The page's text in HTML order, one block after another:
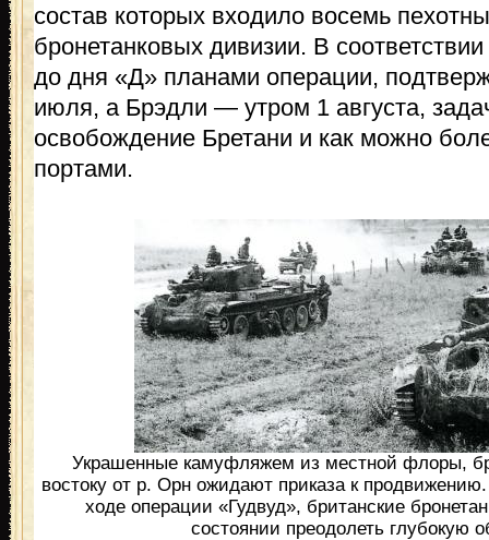
состав которых входило восемь
бронетанковых дивизии. В
до дня «Д» планами операции,
июля, а Брэдли — утром 1 августа,
освобождение Бретани и как можно
портами.
Украшенные камуфляжем из местной флоры,
востоку от р. Орн ожидают приказа к
ходе операции «Гудвуд», британские
состоянии преодолеть глубокую